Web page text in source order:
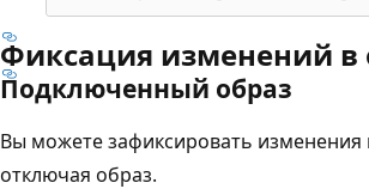
Фиксация изменений в
Подключенный образ
Вы можете зафиксировать изменения
отключая образ.